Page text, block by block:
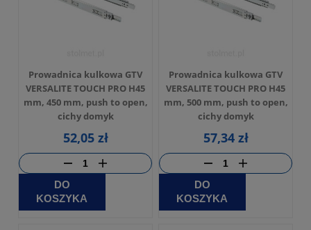
Prowadnica kulkowa GTV
VERSALITE TOUCH PRO H45
mm, 450 mm, push to open,
cichy domyk
52,05 zł
DO
KOSZYKA
Prowadnica kulkowa GTV
VERSALITE TOUCH PRO H45
mm, 500 mm, push to open,
cichy domyk
57,34 zł
DO
KOSZYKA